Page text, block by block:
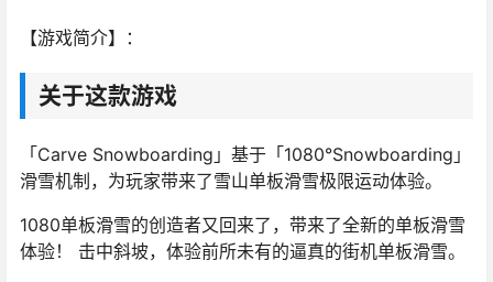
【游戏简介】：
关于这款游戏
「Carve Snowboarding」基于「1080°Snowboarding」
滑雪机制，为玩家带来了雪山单板滑雪极限运动体验。
1080单板滑雪的创造者又回来了，带来了全新的单板滑雪
体验！ 击中斜坡，体验前所未有的逼真的街机单板滑雪。